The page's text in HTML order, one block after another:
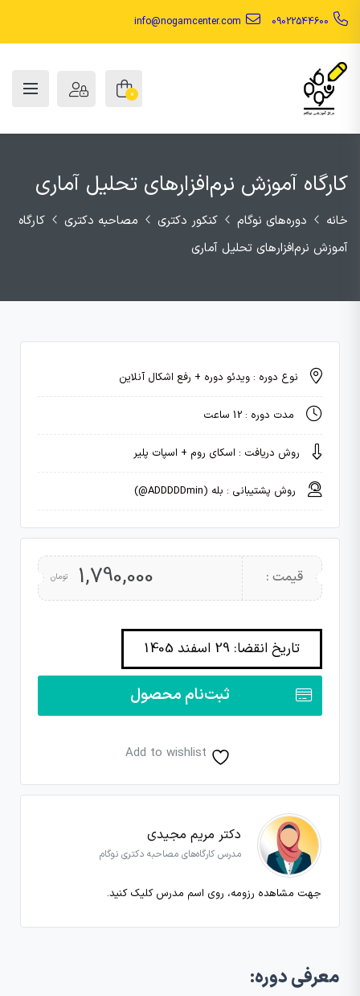
09022544600
info@nogamcenter.com
0
کارگاه آموزش نرم‌افزارهای تحلیل آماری
خانه دوره‌های نوگام کنکور دکتری مصاحبه دکتری
کارگاه
آموزش نرم‌افزارهای تحلیل آماری
نوع دوره : ویدئو دوره + رفع اشکال آنلاین
مدت دوره : 12 ساعت
روش دریافت : اسکای روم + اسپات پلیر
روش پشتیبانی : بله (ADDDDDmin@)
قیمت : 1,790,000 تومان
تاریخ انقضا: 29 اسفند 1405
ثبت‌نام محصول
Add to wishlist
دکتر مریم مجیدی
مدرس کارگاه‌های مصاحبه دکتری نوگام
جهت مشاهده رزومه، روی اسم مدرس کلیک کنید.
معرفی دوره: